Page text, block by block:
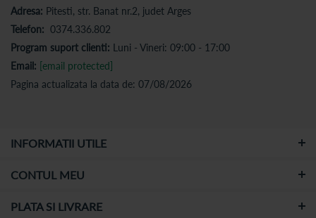
Adresa: Pitesti, str. Banat nr.2, judet Arges
Telefon: 0374.336.802
Program suport clienti: Luni - Vineri: 09:00 - 17:00
Email: [email protected]
Pagina actualizata la data de: 07/08/2026
INFORMATII UTILE
CONTUL MEU
PLATA SI LIVRARE